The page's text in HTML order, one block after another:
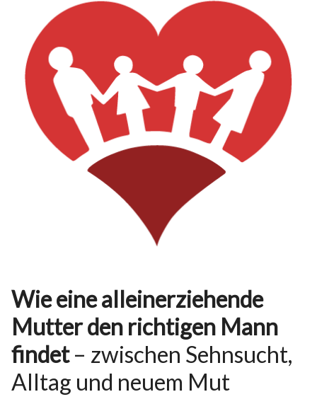
Rechte
Wie eine alleinerziehende
Mutter den richtigen Mann
findet– zwischen Sehnsucht,
Alltag und neuem Mut